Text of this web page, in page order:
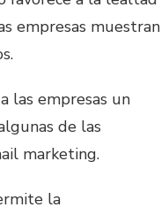
empresas muestran
las empresas un
de las
marketing.
la